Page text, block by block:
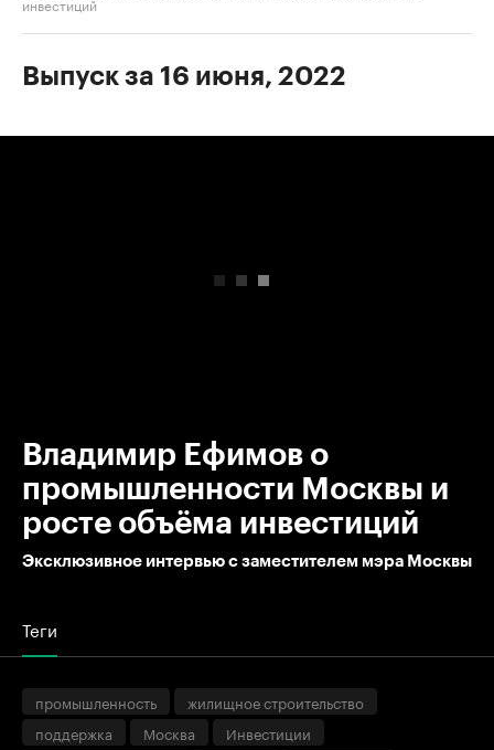
Выпуск за 16 июня, 2022
Владимир Ефимов о
промышленности Москвы и
росте объёма инвестиций
Эксклюзивное интервью с заместителем мэра Москвы
Теги
промышленность
жилищное строительство
поддержка
Москва
Инвестиции